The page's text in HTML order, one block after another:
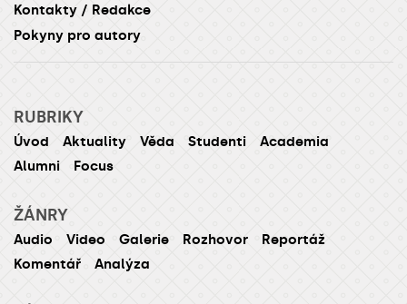
Kontakty / Redakce
Pokyny pro autory
RUBRIKY
Úvod Aktuality Věda Studenti
Academia
Alumni
Focus
ŽÁNRY
Audio Video Galerie Rozhovor
Reportáž
Komentář
Analýza